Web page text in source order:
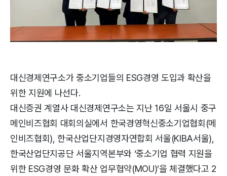
대신경제연구소가 중소기업들의 ESG경영 도입과 확산을
위한 지원에 나선다.
대신증권 계열사 대신경제연구소는 지난 16일 서울시 중구
메인비즈협회 대회의실에서 한국경영혁신중소기업협회(메
인비즈협회), 한국산업단지경영자연합회 서울(KIBA서울),
한국산업단지공단 서울지역본부와 ‘중소기업 협력 지원을
위한 ESG경영 문화 확산 업무협약(MOU)’을 체결했다고 2